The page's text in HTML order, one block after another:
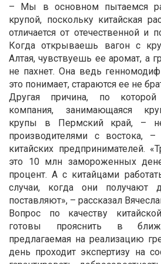
– Мы в основном пытаемся
крупой, поскольку китайская
отличается от отечественной и
Когда открываешь вагон с
Алтая, чувствуешь ее аромат, а
не пахнет. Она ведь
это понимает, стараются ее не
Другая причина, по которой
компания, занимающаяся
крупы в Пермский край, –
производителями с востока, –
китайских предпринимателей.
это 10 млн замороженных
процент. А с китайцами
случаи, когда они получают
поставляют», – рассказал
Вопрос по качеству
готовы прояснить в
предлагаемая на реализацию
день проходит экспертизу на